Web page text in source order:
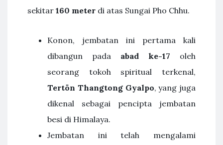
sekitar 160 meter di atas Sungai Pho Chhu.
Konon, jembatan ini pertama kali
dibangun pada abad ke-17 oleh
seorang tokoh spiritual terkenal,
Tertön Thangtong Gyalpo, yang juga
dikenal sebagai pencipta jembatan
besi di Himalaya.
Jembatan ini telah mengalami